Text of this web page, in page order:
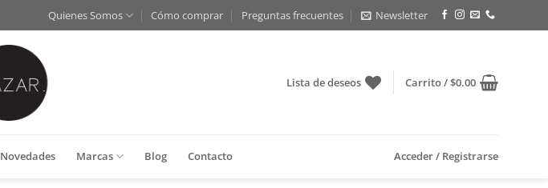
Quienes Somos Cómo comprar Preguntas frecuentes Newsletter
Lista de deseos Carrito /$0.00
Novedades Marcas Blog Contacto Acceder / Registrarse